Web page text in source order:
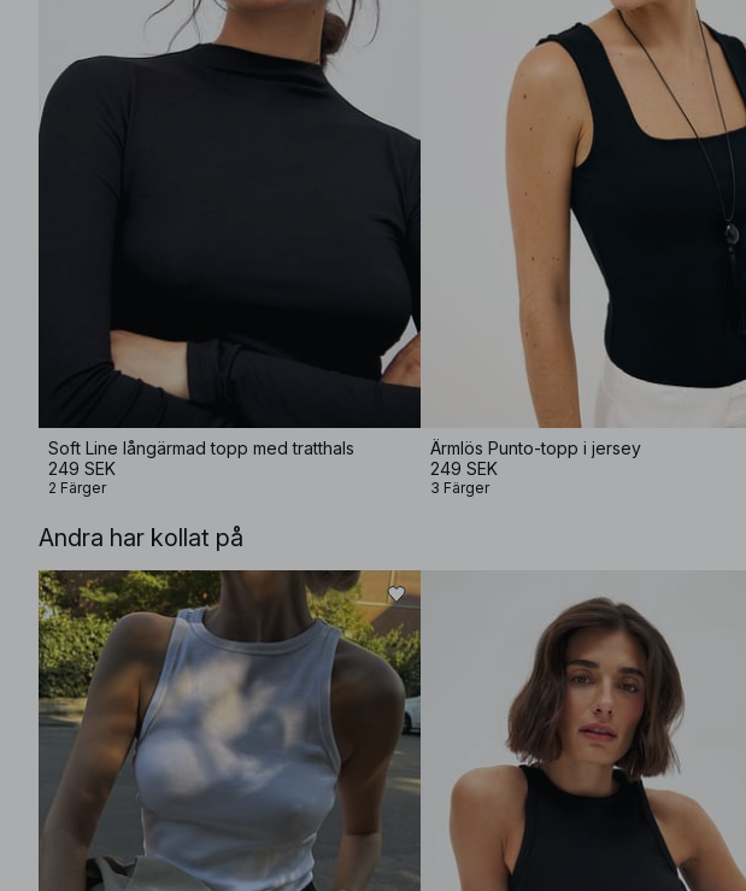
Soft Line långärmad topp med tratthals
249 SEK
2 Färger
Ärmlös Punto-topp i jersey
249 SEK
3 Färger
Andra har kollat på